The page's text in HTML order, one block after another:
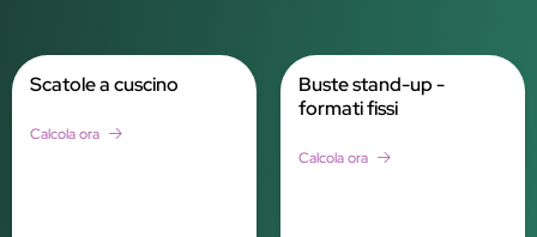
Scatole a cuscino
Calcola ora
Buste stand-up -
formati fissi
Calcola ora